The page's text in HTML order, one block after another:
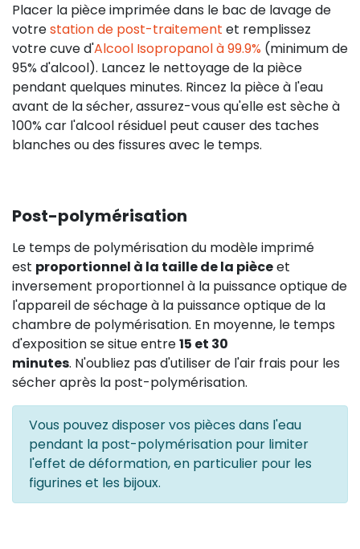
Placer la pièce imprimée dans le bac de lavage de
votrestation de post-traitement et remplissez
votre cuve d'Alcool Isopropanol à 99.9% (minimum de
95% d'alcool). Lancez le nettoyage de la pièce
pendant quelques minutes. Rincez la pièce à l'eau
avant de la sécher, assurez-vous qu'elle est sèche à
100% car l'alcool résiduel peut causer des taches
blanches ou des fissures avec le temps.
Post-polymérisation
Le temps de polymérisation du modèle imprimé
est proportionnel à la taille de la pièceet
inversement proportionnel à la puissance optique de
l'appareil de séchage à la puissance optique de la
chambre de polymérisation. En moyenne, le temps
d'exposition se situe entre15 et 30
minutes. N'oubliez pas d'utiliser de l'air frais pour les
sécher après la post-polymérisation.
Vous pouvez disposer vos pièces dans l'eau
pendant la post-polymérisation pour limiter
l'effet de déformation, en particulier pour les
figurines et les bijoux.